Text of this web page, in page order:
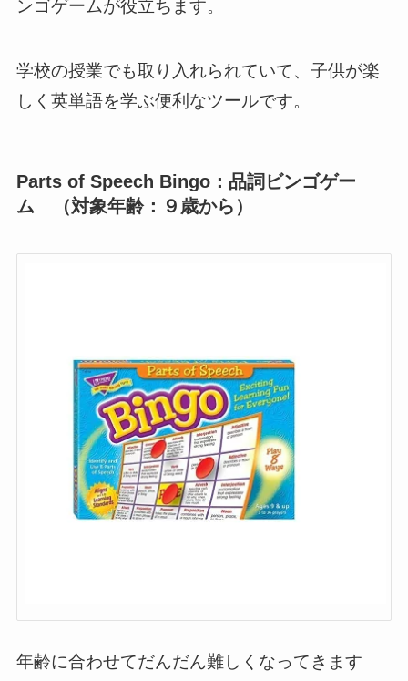
ンゴゲームが役立ちます。
学校の授業でも取り入れられていて、子供が楽
しく英単語を学ぶ便利なツールです。
Parts of Speech Bingo：品詞ビンゴゲー
ム （対象年齢：９歳から）
年齢に合わせてだんだん難しくなってきます